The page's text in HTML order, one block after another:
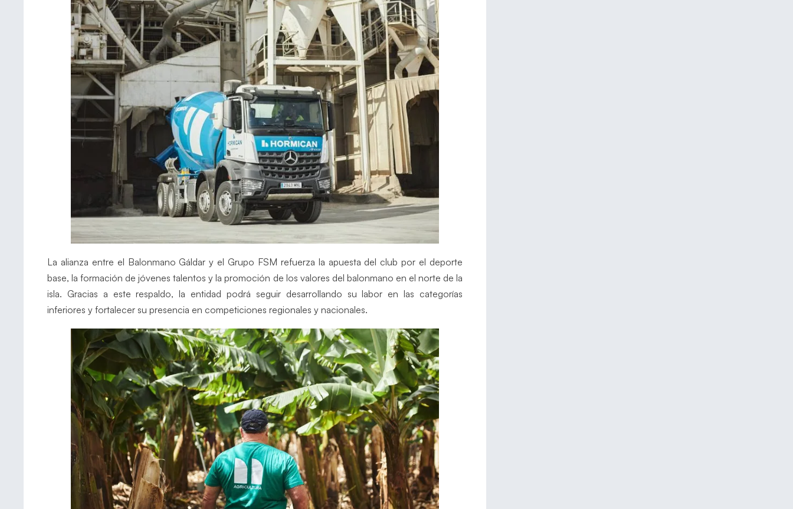
La alianza entre el Balonmano Gáldar y el Grupo FSM refuerza la apuesta del club por el deporte
base, la formación de jóvenes talentos y la promoción de los valores del balonmano en el norte de la
isla. Gracias a este respaldo, la entidad podrá seguir desarrollando su labor en las categorías
inferiores y fortalecer su presencia en competiciones regionales y nacionales.